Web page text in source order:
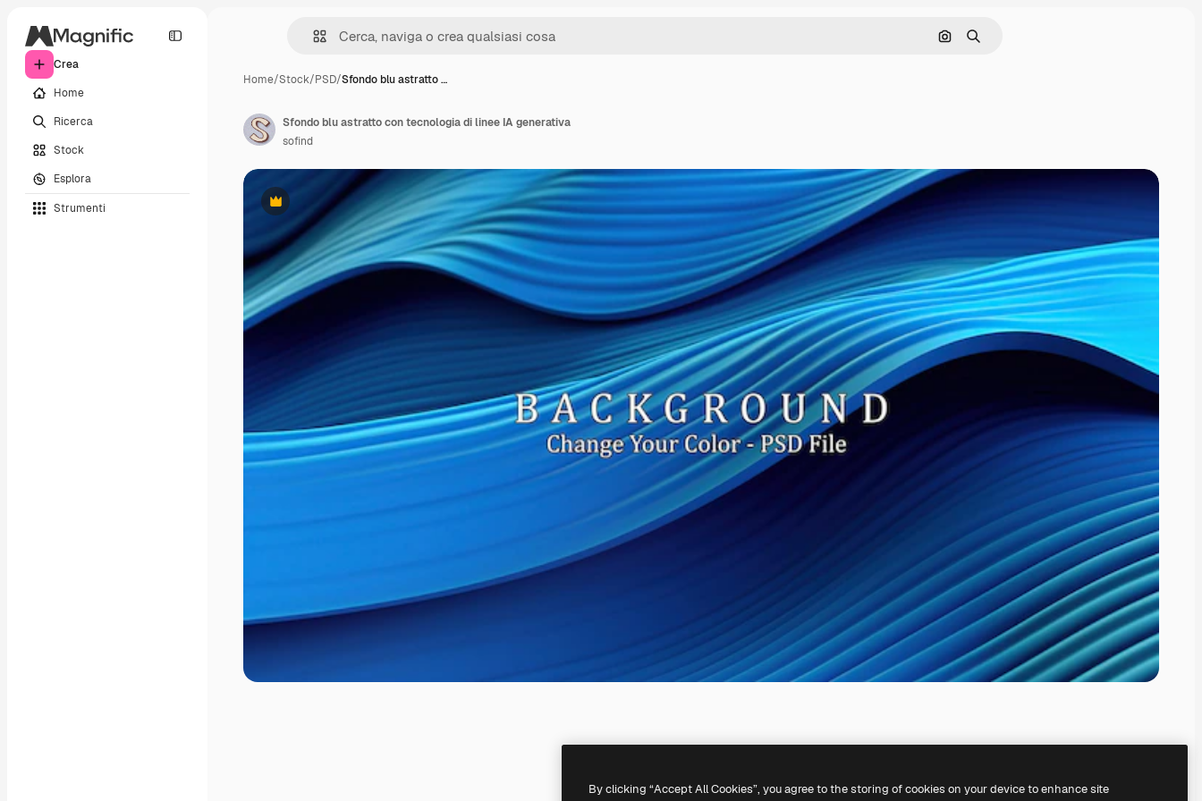
Crea
Home
Ricerca
Stock
Esplora
Strumenti
Cerca per immagine
Ricerca
Home/Stock/PSD/Sfondo blu astratto …
Premium
Sfondo blu astratto con tecnologia di linee IA generativa
sofind
By clicking “Accept All Cookies”, you agree to the storing of cookies on your device to enhance site